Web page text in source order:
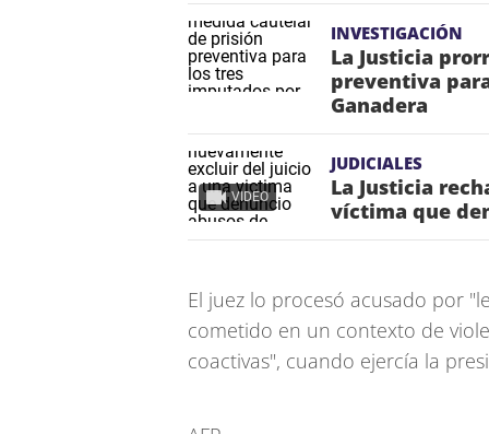
INVESTIGACIÓN
La Justicia
preventiva
Ganadera
VIDEO
JUDICIALES
La Justicia
víctima que
El juez lo procesó acusado por
cometido en un contexto de
coactivas", cuando ejercía la